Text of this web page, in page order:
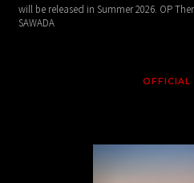
will be released in Summer 2026. OP
SAWADA
OFFICIAL